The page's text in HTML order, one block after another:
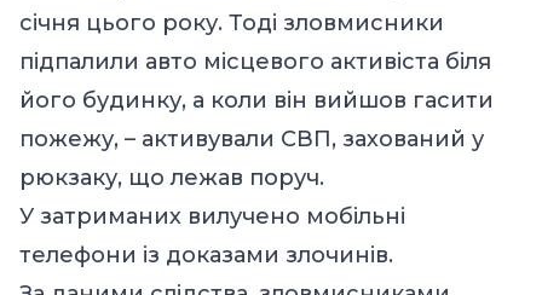
січня цього року. Тоді зловмисники
підпалили авто місцевого активіста біля
його будинку, а коли він вийшов гасити
пожежу, – активували СВП, захований у
рюкзаку, що лежав поруч.
У затриманих вилучено мобільні
телефони із доказами злочинів.